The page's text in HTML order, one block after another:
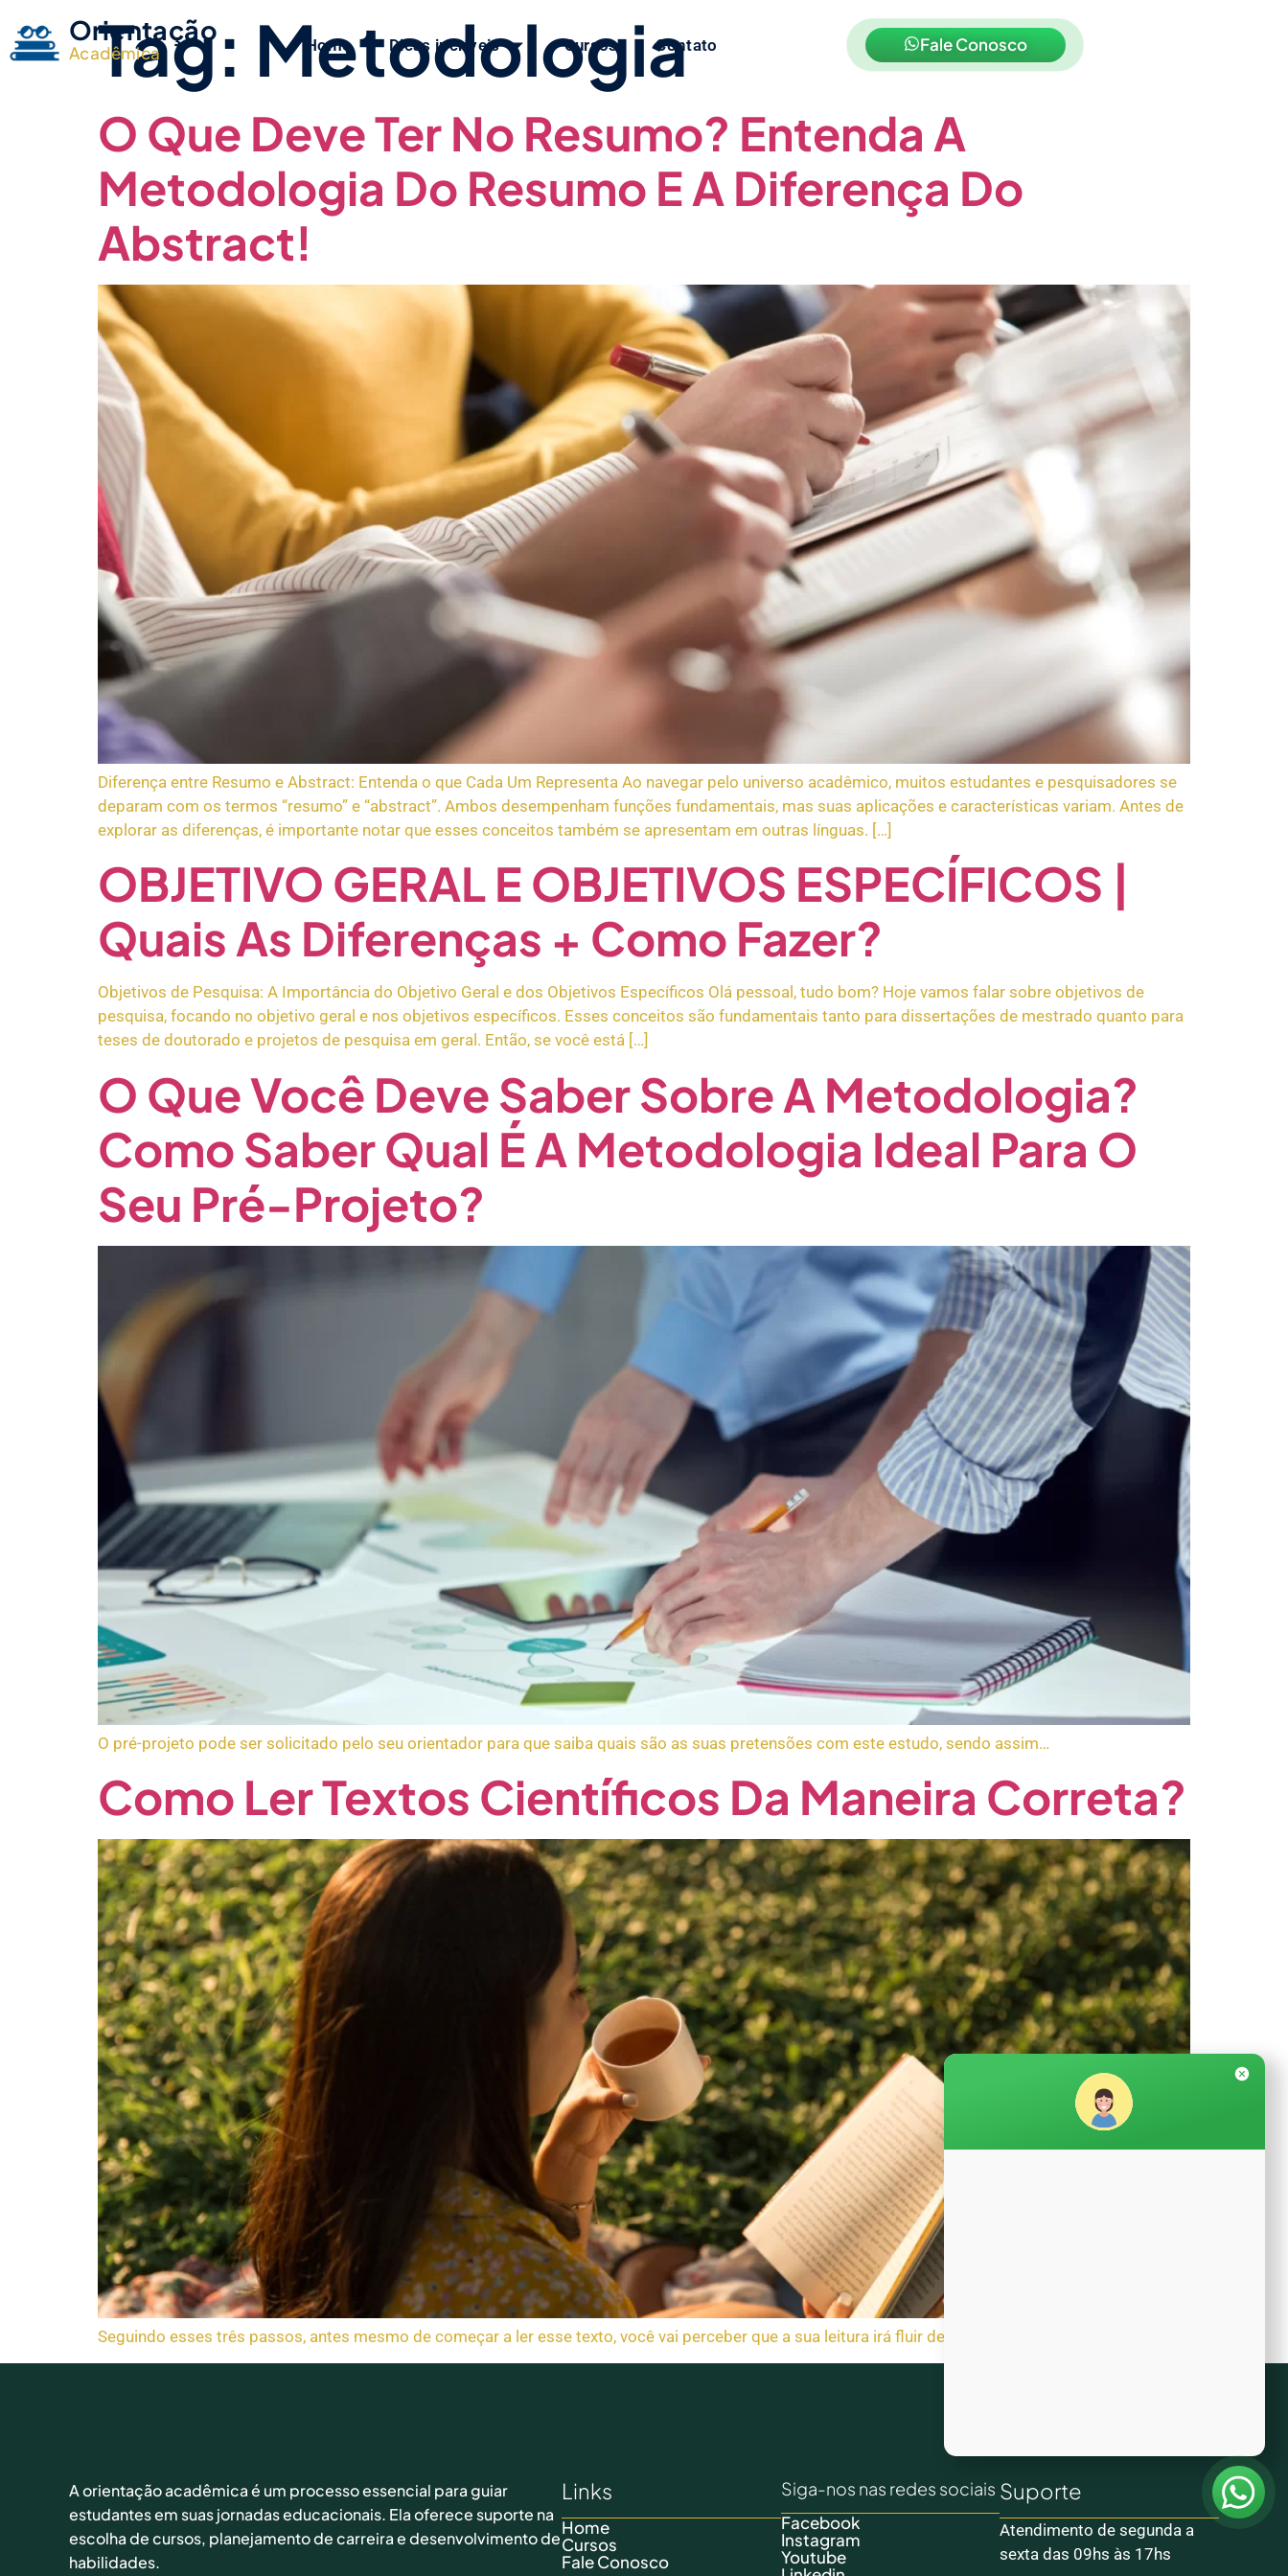
Orientação
Acadêmica Home Dicas incríveis Cursos Contato Fale Conosco
Tag: Metodologia
O Que Deve Ter No Resumo? Entenda A
Metodologia Do Resumo E A Diferença Do
Abstract!
Diferença entre Resumo e Abstract: Entenda o que Cada Um Representa Ao navegar pelo universo acadêmico, muitos estudantes e pesquisadores se
deparam com os termos “resumo” e “abstract”. Ambos desempenham funções fundamentais, mas suas aplicações e características variam. Antes de
explorar as diferenças, é importante notar que esses conceitos também se apresentam em outras línguas. […]
OBJETIVO GERAL E OBJETIVOS ESPECÍFICOS |
Quais As Diferenças + Como Fazer?
Objetivos de Pesquisa: A Importância do Objetivo Geral e dos Objetivos Específicos Olá pessoal, tudo bom? Hoje vamos falar sobre objetivos de
pesquisa, focando no objetivo geral e nos objetivos específicos. Esses conceitos são fundamentais tanto para dissertações de mestrado quanto para
teses de doutorado e projetos de pesquisa em geral. Então, se você está […]
O Que Você Deve Saber Sobre A Metodologia?
Como Saber Qual É A Metodologia Ideal Para O
Seu Pré-Projeto?
O pré-projeto pode ser solicitado pelo seu orientador para que saiba quais são as suas pretensões com este estudo, sendo assim…
Como Ler Textos Científicos Da Maneira Correta?
Seguindo esses três passos, antes mesmo de começar a ler esse texto, você vai perceber que a sua leitura irá fluir de uma forma muito melhor!
A orientação acadêmica é um processo essencial para guiar
estudantes em suas jornadas educacionais. Ela oferece suporte na
escolha de cursos, planejamento de carreira e desenvolvimento de
habilidades.
Links
Home
Cursos
Fale Conosco
Siga-nos nas redes sociais
Facebook
Instagram
Youtube
Suporte
Atendimento de segunda a
sexta das 09hs às 17hs